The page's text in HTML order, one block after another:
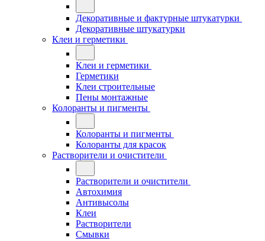
Декоративные и фактурные штукатурки
Декоративные штукатурки
Клеи и герметики
Клеи и герметики
Герметики
Клеи строительные
Пены монтажные
Колоранты и пигменты
Колоранты и пигменты
Колоранты для красок
Растворители и очистители
Растворители и очистители
Автохимия
Антивысолы
Клеи
Растворители
Смывки